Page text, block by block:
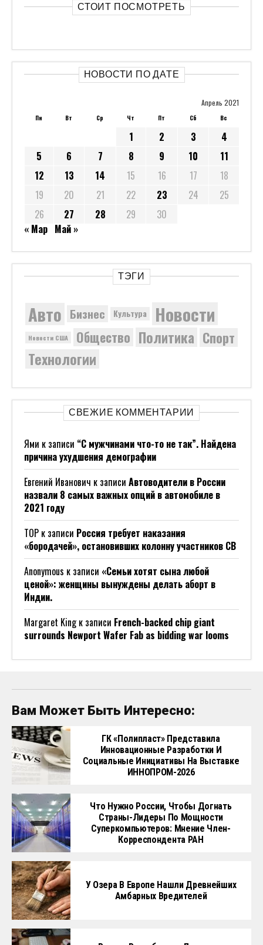
СТОИТ ПОСМОТРЕТЬ
НОВОСТИ ПО ДАТЕ
Апрель 2021
Пн Вт Ср Чт Пт Сб Вс
1 2 3
4
5
6 7 8 9 10
11
12
13 14 15 16 17
18
19
20 21 22 23 24
25
26
27 28 29
30
« Мар Май »
ТЭГИ
Авто Бизнес Культура Новости
Новости США Общество Политика Спорт
Технологии
СВЕЖИЕ КОММЕНТАРИИ
Ями к записи “С мужчинами что-то не так”. Найдена
причина ухудшения демографии
Евгений Иванович к записи Автоводители в России
назвали 8 самых важных опций в автомобиле в
2021 году
ТОР к записи Россия требует наказания
«бородачей», остановивших колонну участников СВ
Anonymous к записи «Семьи хотят сына любой
ценой»: женщины вынуждены делать аборт в
Индии.
Margaret Kingк записи French-backed chip giant
surrounds Newport Wafer Fab as bidding war looms
Вам Может Быть Интересно:
ГК «Полипласт» Представила
Инновационные Разработки И
Социальные Инициативы На Выставке
ИННОПРОМ-2026
Что Нужно России, Чтобы Догнать
Страны-Лидеры По Мощности
Суперкомпьютеров: Мнение Член-
Корреспондента РАН
У Озера В Европе Нашли Древнейших
Амбарных Вредителей